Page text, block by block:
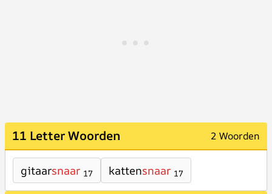
11 Letter Woorden 2 Woorden
gitaarsnaar 17 kattensnaar 17